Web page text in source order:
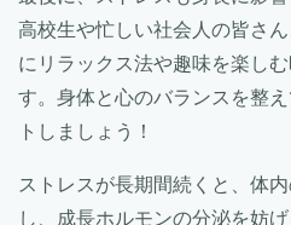
高校生や忙しい社会人の皆さ
にリラックス法や趣味を楽し
す。身体と心のバランスを整
トしましょう！
ストレスが長期間続くと、体
し、成長ホルモンの分泌を妨